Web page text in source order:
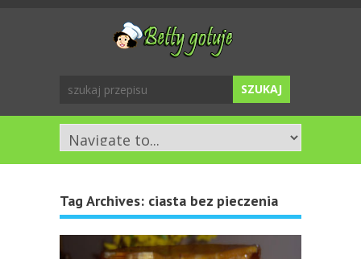
Tag Archives: ciasta bez pieczenia